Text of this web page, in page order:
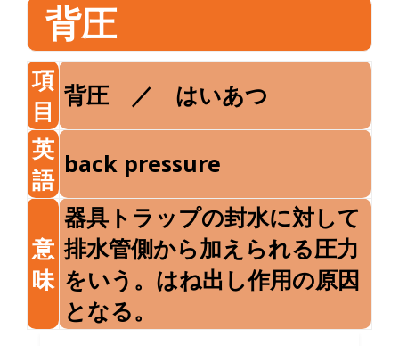
背圧
項
目
背圧 ／ はいあつ
英
語
back pressure
意
味
器具トラップの封水に対して
排水管側から加えられる圧力
をいう。はね出し作用の原因
となる。